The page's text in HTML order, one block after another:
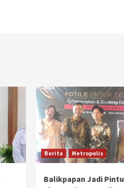
Berita Metropolis
Balikpapan Jadi Pintu